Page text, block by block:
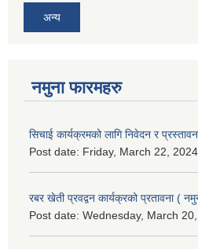
अन्य
नमुना फारमहरु
सिचाई कार्यक्रमको लागि निवेदन र
Post date: Friday, March 22,
रबर खेती प्रवद्वन कार्यक्रको प्रतावना (
Post date: Wednesday, March